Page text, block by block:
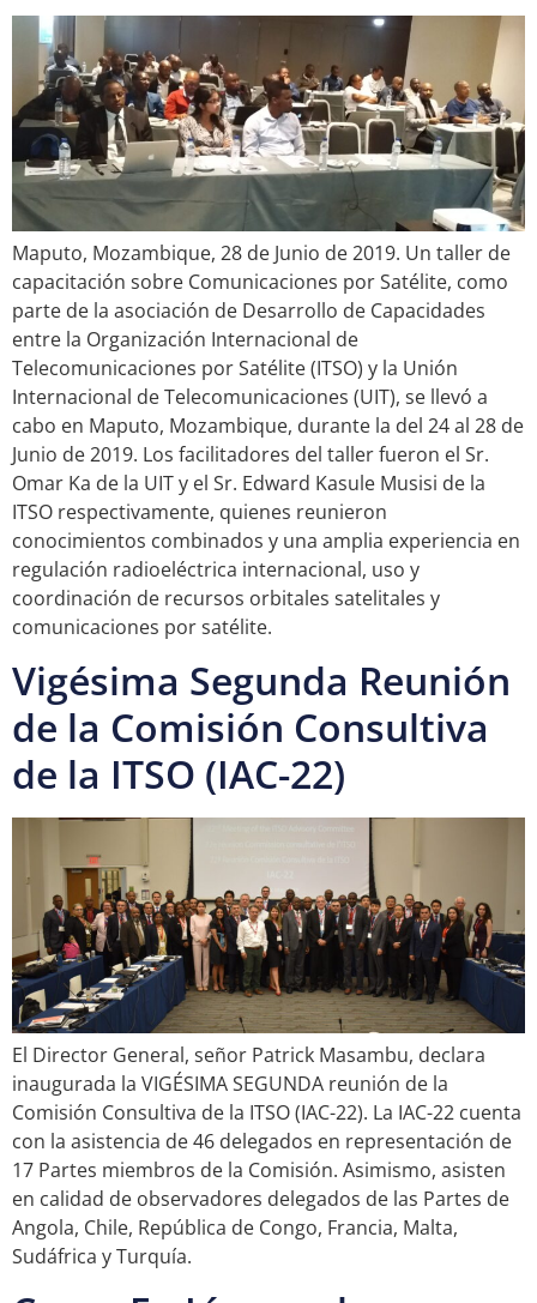
Maputo, Mozambique, 28 de Junio de 2019. Un taller de
capacitación sobre Comunicaciones por Satélite, como
parte de la asociación de Desarrollo de Capacidades
entre la Organización Internacional de
Telecomunicaciones por Satélite (ITSO) y la Unión
Internacional de Telecomunicaciones (UIT), se llevó a
cabo en Maputo, Mozambique, durante la del 24 al 28 de
Junio de 2019. Los facilitadores del taller fueron el Sr.
Omar Ka de la UIT y el Sr. Edward Kasule Musisi de la
ITSO respectivamente, quienes reunieron
conocimientos combinados y una amplia experiencia en
regulación radioeléctrica internacional, uso y
coordinación de recursos orbitales satelitales y
comunicaciones por satélite.
Vigésima Segunda Reunión
de la Comisión Consultiva
de la ITSO (IAC-22)
El Director General, señor Patrick Masambu, declara
inaugurada la VIGÉSIMA SEGUNDA reunión de la
Comisión Consultiva de la ITSO (IAC-22). La IAC-22 cuenta
con la asistencia de 46 delegados en representación de
17 Partes miembros de la Comisión. Asimismo, asisten
en calidad de observadores delegados de las Partes de
Angola, Chile, República de Congo, Francia, Malta,
Sudáfrica y Turquía.